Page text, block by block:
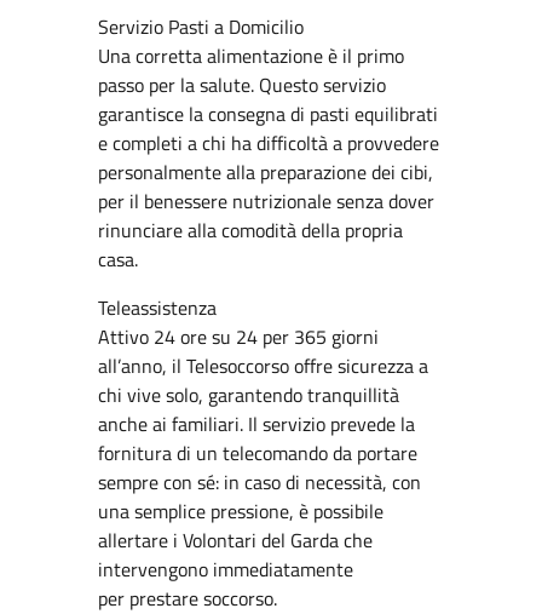
Servizio Pasti a Domicilio
Una corretta alimentazione è il primo
passo per la salute. Questo servizio
garantisce la consegna di pasti equilibrati
e completi a chi ha difficoltà a provvedere
personalmente alla preparazione dei cibi,
per il benessere nutrizionale senza dover
rinunciare alla comodità della propria
casa.
Teleassistenza
Attivo 24 ore su 24 per 365 giorni
all’anno, il Telesoccorso offre sicurezza a
chi vive solo, garantendo tranquillità
anche ai familiari. Il servizio prevede la
fornitura di un telecomando da portare
sempre con sé: in caso di necessità, con
una semplice pressione, è possibile
allertare i Volontari del Garda che
intervengono immediatamente
per prestare soccorso.